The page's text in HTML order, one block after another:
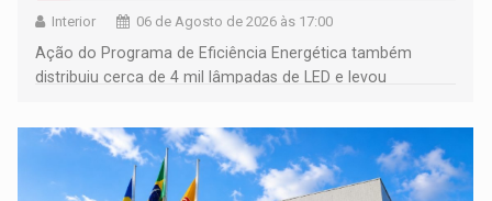
Interior 06 de Agosto de 2026 às 17:00
Ação do Programa de Eficiência Energética também
distribuiu cerca de 4 mil lâmpadas de LED e levou
comunidade